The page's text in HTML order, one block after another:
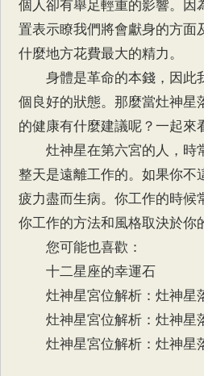
個人卻有舉足輕重的影響。因
置表示瞭我們將會獻身的方面
什麼地方花費最大的精力。
身體是革命的本錢，因此
個良好的狀態。那麼當灶神星
的健康有什麼建議呢？一起來
灶神星在第六宮的人，時
整天是遠離工作的。如果你不
疲力盡而生病。你工作的時候
你工作的方法和風格取決於你
您可能也喜歡：
十二星座的幸運石
灶神星宮位解析：灶神星
灶神星宮位解析：灶神星
灶神星宮位解析：灶神星